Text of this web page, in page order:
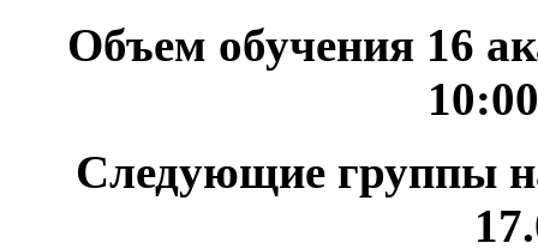
Объем обучения 16
Следующие группы